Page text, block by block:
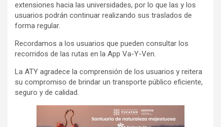
extensiones hacia las universidades, por lo que las y los
usuarios podrán continuar realizando sus traslados de
forma regular.
Recordamos a los usuarios que pueden consultar los
recorridos de las rutas en la App Va-Y-Ven.
La ATY agradece la comprensión de los usuarios y reitera
su compromiso de brindar un transporte público eficiente,
seguro y de calidad.